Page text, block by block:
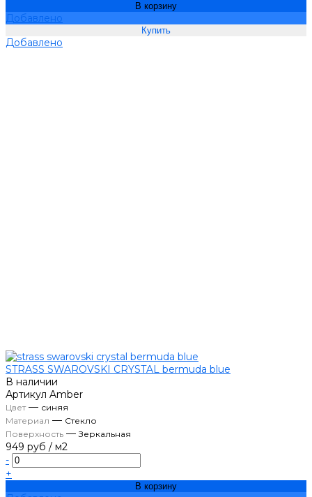
В корзину
Добавлено
Добавлено
STRASS SWAROVSKI CRYSTAL bermuda blue
В наличии
Артикул Amber
Цвет— синяя
Материал — Стекло
Поверхность —Зеркальная
949 руб / м2
-
+
В корзину